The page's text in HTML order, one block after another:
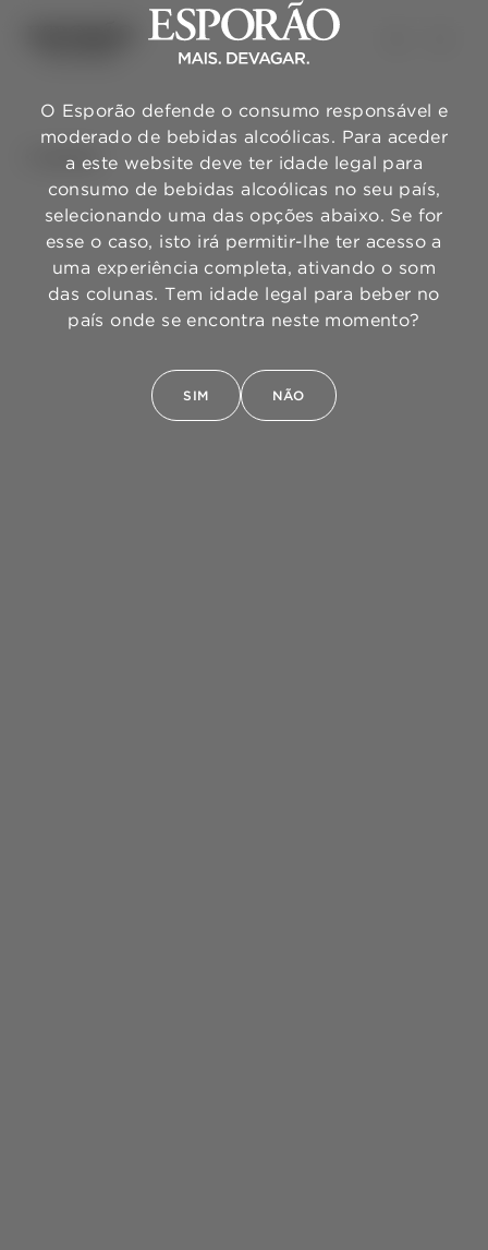
VOLTAR
O Esporão defende o consumo responsável e
moderado de bebidas alcoólicas. Para aceder
a este website deve ter idade legal para
consumo de bebidas alcoólicas no seu país,
selecionando uma das opções abaixo. Se for
esse o caso, isto irá permitir-lhe ter acesso a
uma experiência completa, ativando o som
das colunas. Tem idade legal para beber no
país onde se encontra neste momento?
SIM NÃO